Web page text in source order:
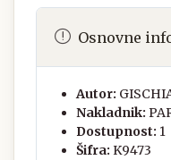
Osnovne
Autor:
Nakladnik:
Dostupnost: 1
Šifra: K9473